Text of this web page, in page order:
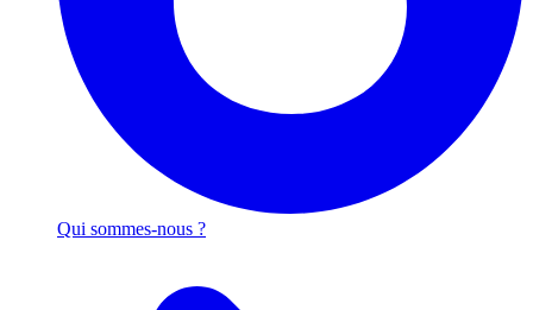
Qui sommes-nous ?